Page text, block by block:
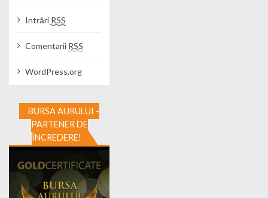
Intrări RSS
Comentarii RSS
WordPress.org
BURSA AURULUI -
PARTENER DE
ÎNCREDERE!